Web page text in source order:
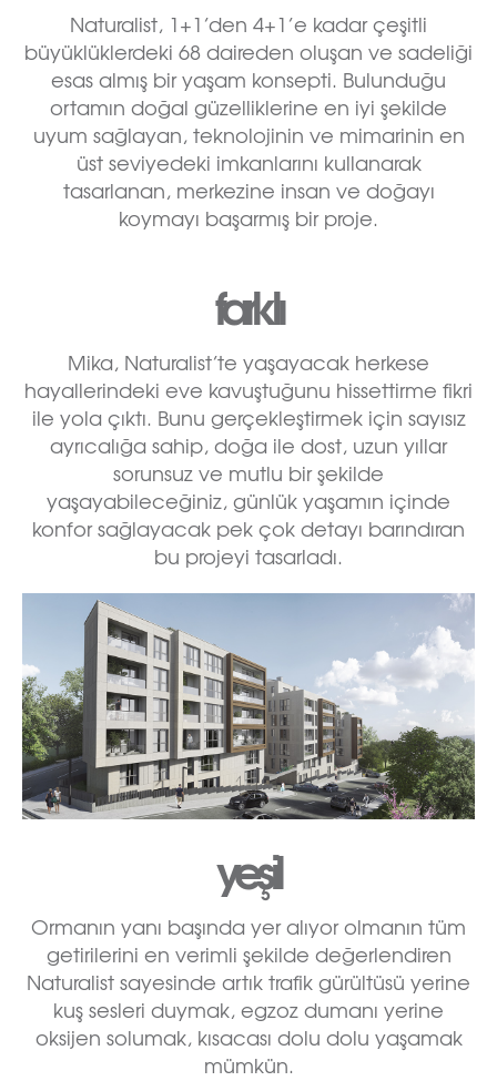
Naturalist, 1+1’den 4+1’e kadar çeşitli
büyüklüklerdeki 68 daireden oluşan ve sadeliği
esas almış bir yaşam konsepti. Bulunduğu
ortamın doğal güzelliklerine en iyi şekilde
uyum sağlayan, teknolojinin ve mimarinin en
üst seviyedeki imkanlarını kullanarak
tasarlanan, merkezine insan ve doğayı
koymayı başarmış bir proje.
farklı
Mika, Naturalist’te yaşayacak herkese
hayallerindeki eve kavuştuğunu hissettirme fikri
ile yola çıktı. Bunu gerçekleştirmek için sayısız
ayrıcalığa sahip, doğa ile dost, uzun yıllar
sorunsuz ve mutlu bir şekilde
yaşayabileceğiniz, günlük yaşamın içinde
konfor sağlayacak pek çok detayı barındıran
bu projeyi tasarladı.
yeşil
Ormanın yanı başında yer alıyor olmanın tüm
getirilerini en verimli şekilde değerlendiren
Naturalist sayesinde artık trafik gürültüsü yerine
kuş sesleri duymak, egzoz dumanı yerine
oksijen solumak, kısacası dolu dolu yaşamak
mümkün.